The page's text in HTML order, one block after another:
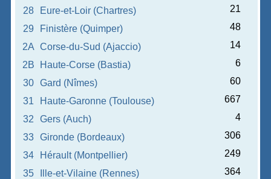
28 Eure-et-Loir (Chartres)
21
29
Finistère (Quimper)
48
2A Corse-du-Sud (Ajaccio)
14
2B
Haute-Corse (Bastia)
6
30
Gard (Nîmes)
60
31
Haute-Garonne (Toulouse)
667
32
Gers (Auch)
4
33
Gironde (Bordeaux)
306
34
Hérault (Montpellier)
249
35
Ille-et-Vilaine (Rennes)
364